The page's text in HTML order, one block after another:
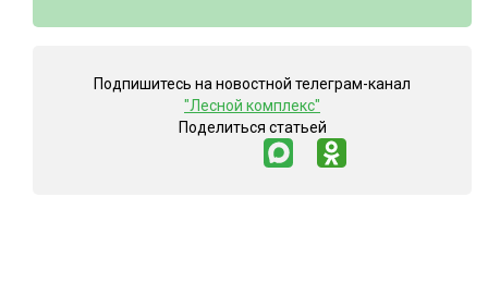
Подпишитесь на новостной телеграм-канал
"Лесной комплекс"
Поделиться статьей